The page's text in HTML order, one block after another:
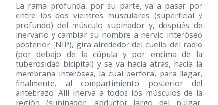
La rama profunda, por su parte, va a pasar por
entre los dos vientres musculares (superficial y
profundo) del músculo supinador y, después de
inervarlo y cambiar su nombre a nervio interóseo
posterior (NIP), gira alrededor del cuello del radio
(por debajo de la cúpula y por encima de la
tuberosidad bicipital) y se va hacia atrás, hacia la
membrana interósea, la cual perfora, para llegar,
finalmente, al compartimiento posterior del
antebrazo. Allí inerva a todos los músculos de la
región (supinador, abductor largo del pulgar,